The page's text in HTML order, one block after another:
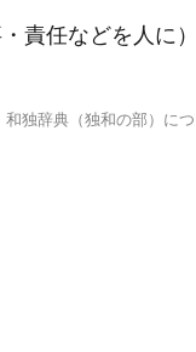
責任などを人に
和独辞典（独和の部）